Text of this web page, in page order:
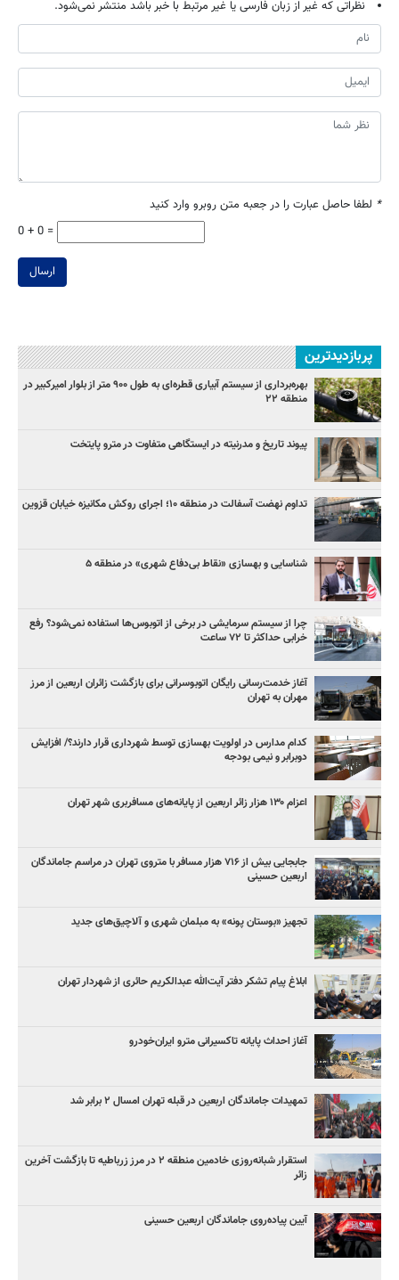
نظراتی که غیر از زبان فارسی یا غیر مرتبط با خبر باشد منتشر نمی‌شود.
* لطفا حاصل عبارت را در جعبه متن روبرو وارد کنید
0 + 0 =
ارسال
پربازدیدترین
بهره‌برداری از سیستم آبیاری قطره‌ای به طول ۹۰۰ متر از بلوار امیرکبیر در
منطقه ۲۲
پیوند تاریخ و مدرنیته در ایستگاهی متفاوت در مترو پایتخت
تداوم نهضت آسفالت در منطقه ۱۰؛ اجرای روکش مکانیزه خیابان قزوین
شناسایی و بهسازی «نقاط بی‌دفاع شهری» در منطقه ۵
چرا از سیستم سرمایشی در برخی از اتوبوس‌ها استفاده نمی‌شود؟ رفع
خرابی حداکثر تا ۷۲ ساعت
آغاز خدمت‌رسانی رایگان اتوبوسرانی برای بازگشت زائران اربعین از مرز
مهران به تهران
کدام مدارس در اولویت بهسازی توسط شهرداری قرار دارند؟/ افزایش
دوبرابر و نیمی بودجه
اعزام ۱۳۰ هزار زائر اربعین از پایانه‌های مسافربری شهر تهران
جابجایی بیش از ۷۱۶ هزار مسافر با متروی تهران در مراسم جاماندگان
اربعین حسینی
تجهیز «بوستان پونه» به مبلمان شهری و آلاچیق‌های جدید
ابلاغ پیام تشکر دفتر آیت‌الله عبدالکریم حائری از شهردار تهران
آغاز احداث پایانه تاکسیرانی مترو ایران‌خودرو
تمهیدات جاماندگان اربعین در قبله تهران امسال ۲ برابر شد
استقرار شبانه‌روزی خادمین منطقه ۲ در مرز زرباطیه تا بازگشت آخرین
زائر
آیین پیاده‌روی جاماندگان اربعین حسینی